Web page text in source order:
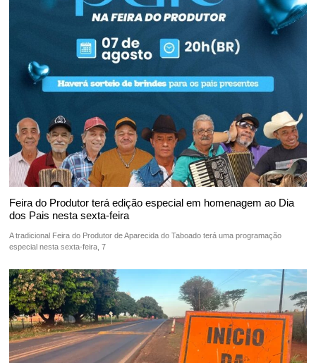
Feira do Produtor terá edição especial em homenagem ao Dia
dos Pais nesta sexta-feira
A tradicional Feira do Produtor de Aparecida do Taboado terá uma programação
especial nesta sexta-feira, 7